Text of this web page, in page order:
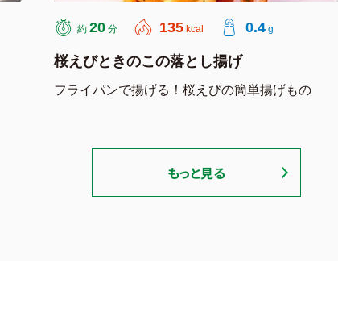
約 20 分 135 kcal 0.4 g
桜えびときのこの落とし揚げ
フライパンで揚げる！桜えびの簡単揚げもの
もっと見る